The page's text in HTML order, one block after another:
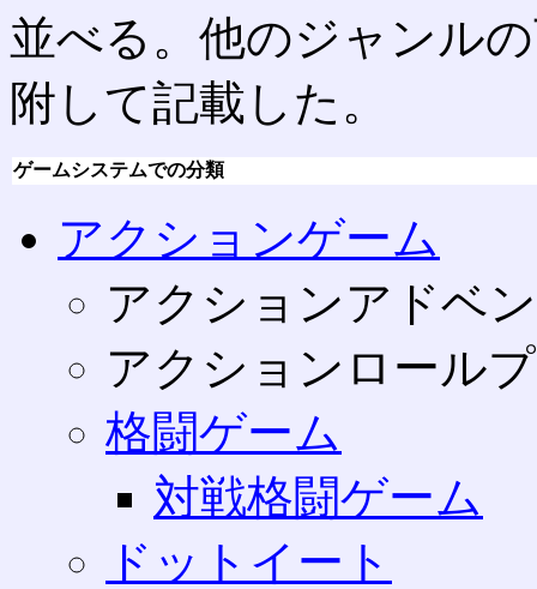
並べる。他のジャンル
附して記載した。
ゲームシステムでの分類
アクションゲーム
アクションアドベ
アクションロール
格闘ゲーム
対戦格闘ゲーム
ドットイート